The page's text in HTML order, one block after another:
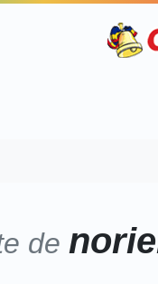
de